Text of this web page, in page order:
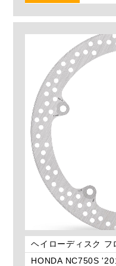
ヘイローディスク
HONDA NC750S